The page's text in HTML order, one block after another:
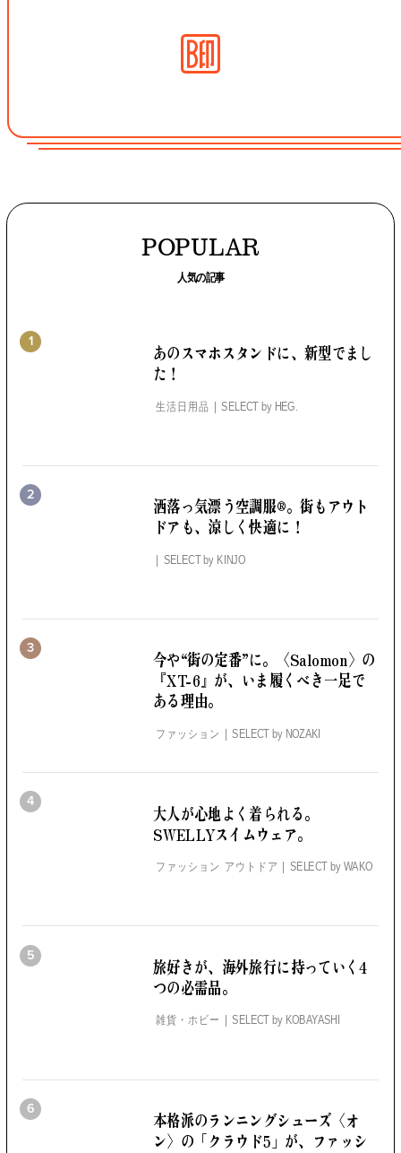
POPULAR
人気の記事
1 あのスマホスタンドに、新型でまし
た！
生活日用品 SELECT by HEG.
2 洒落っ気漂う空調服®。街もアウト
ドアも、涼しく快適に！
SELECT by KINJO
3 今や“街の定番”に。
〈Salomon〉の
『XT-6』が、いま履くべき一足で
ある理由。
ファッション SELECT by NOZAKI
4
大人が心地よく着られる。
SWELLYスイムウェア。
ファッション アウトドア SELECT by WAKO
5
旅好きが、海外旅行に持っていく4
つの必需品。
雑貨・ホビー SELECT by KOBAYASHI
6 本格派のランニングシューズ 〈オ
ン〉の「クラウド5」が、 ファッシ